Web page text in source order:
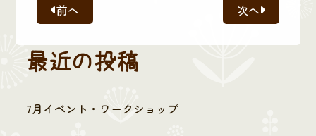
前へ
次へ
最近の投稿
7月イベント・ワークショップ